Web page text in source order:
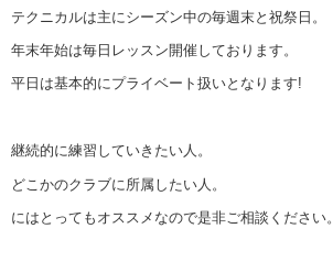
テクニカルは主にシーズン中の毎週末と祝祭日。
年末年始は毎日レッスン開催しております。
平日は基本的にプライベート扱いとなります!
継続的に練習していきたい人。
どこかのクラブに所属したい人。
にはとってもオススメなので是非ご相談ください。